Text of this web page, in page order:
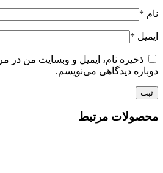
نام *
ایمیل *
ذخیره نام، ایمیل و وبسایت من در
دوباره دیدگاهی می‌نویسم.
محصولات مرتبط